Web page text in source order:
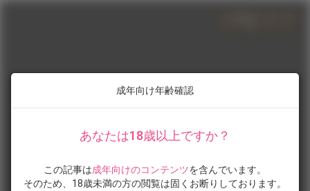
成年向け年齢確認
あなたは18歳以上ですか？
この記事は成年向けのコンテンツを含んでいます。
そのため、18歳未満の方の閲覧は固くお断りしております。